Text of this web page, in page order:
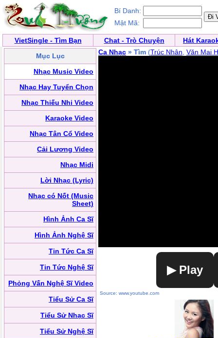
Bí Danh:
Mật Mã:
VietSingle - Tìm Bạn Chat - Trò Chuyện
Hát
Mục Lục
Nhạc Music Video
Nhạc Hay Tuyển Chọn
Nhạc Thiếu Nhi Video
Karaoke Video
Nhạc Tân Cổ Video
Cải Lương Video
Nhạc Midi
Lời Nhạc (Lyric)
Nhạc có Nốt (Music
Sheet)
Hình Ảnh Ca Sĩ
Hình Ảnh Nghệ Sĩ
Tin Tức Ca Sĩ
Tin Tức Nghệ Sĩ
Phỏng Vấn Nghệ Sĩ Video
Tiểu Sử Ca Sĩ
Tiểu Sử Nhạc Sĩ
Tiểu Sử Nghệ Sĩ
Ca Nhạc » Tìm (Trúc Nhân Văn Mai
▶ Play
Source: www.youtube.com